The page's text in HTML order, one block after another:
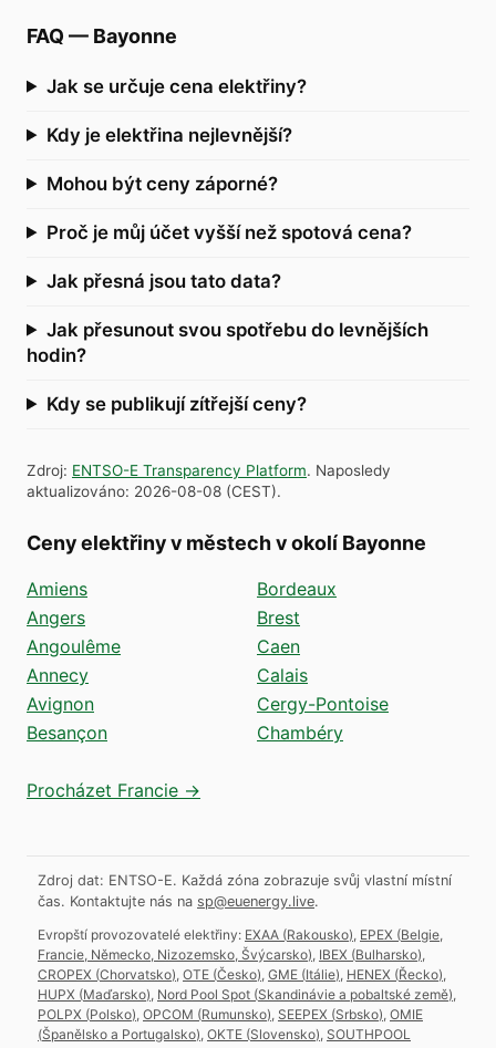
FAQ — Bayonne
Jak se určuje cena elektřiny?
Kdy je elektřina nejlevnější?
Mohou být ceny záporné?
Proč je můj účet vyšší než spotová cena?
Jak přesná jsou tato data?
Jak přesunout svou spotřebu do levnějších
hodin?
Kdy se publikují zítřejší ceny?
Zdroj: ENTSO-E Transparency Platform. Naposledy
aktualizováno: 2026-08-08 (CEST).
Ceny elektřiny v městech v okolí Bayonne
Amiens
Angers
Angoulême
Annecy
Avignon
Besançon
Bordeaux
Brest
Caen
Calais
Cergy-Pontoise
Chambéry
Procházet Francie →
Zdroj dat: ENTSO-E. Každá zóna zobrazuje svůj vlastní místní
čas. Kontaktujte nás na sp@euenergy.live.
Evropští provozovatelé elektřiny: EXAA (Rakousko) EPEX (Belgie,
Francie, Německo, Nizozemsko, Švýcarsko) IBEX (Bulharsko)
CROPEX (Chorvatsko) OTE (Česko) GME (Itálie) HENEX (Řecko)
HUPX (Maďarsko) Nord Pool Spot (Skandinávie a pobaltské země)
POLPX (Polsko) OPCOM (Rumunsko) SEEPEX (Srbsko) OMIE
(Španělsko a Portugalsko) OKTE (Slovensko) SOUTHPOOL